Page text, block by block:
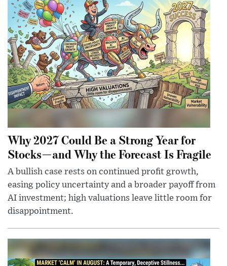
Why 2027 Could Be a Strong Year for
Stocks—and Why the Forecast Is Fragile
A bullish case rests on continued profit growth,
easing policy uncertainty and a broader payoff from
AI investment; high valuations leave little room for
disappointment.